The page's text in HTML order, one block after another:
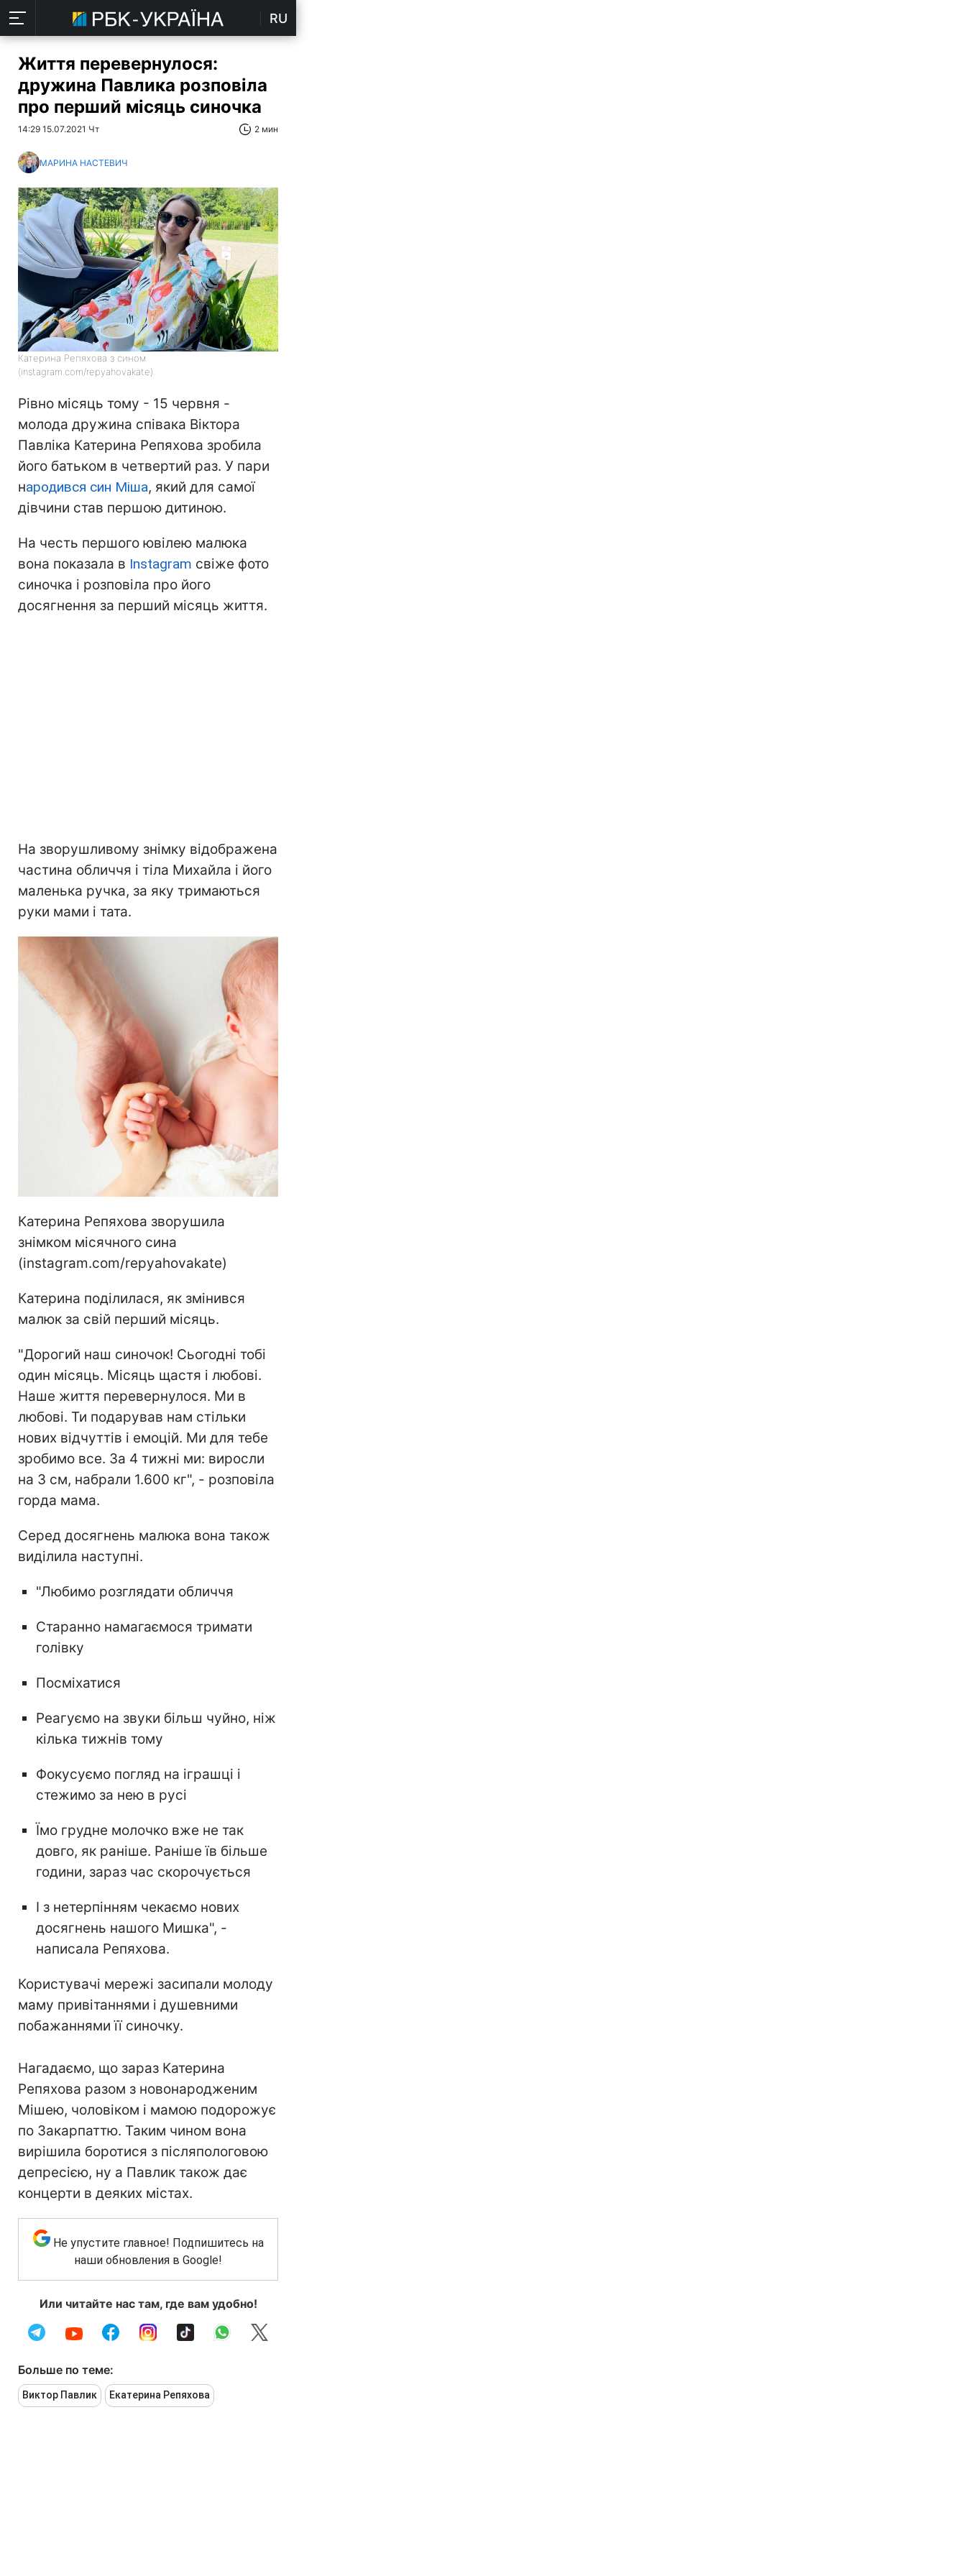
RU
Життя перевернулося:
дружина Павлика розповіла
про перший місяць синочка
14:29 15.07.2021 Чт 2 мин
МАРИНА НАСТЕВИЧ
Катерина Репяхова з сином
(instagram.com/repyahovakate)
Рівно місяць тому - 15 червня -
молода дружина співака Віктора
Павліка Катерина Репяхова зробила
його батьком в четвертий раз. У пари
народився син Міша, який для самої
дівчини став першою дитиною.
На честь першого ювілею малюка
вона показала в Instagram свіже фото
синочка і розповіла про його
досягнення за перший місяць життя.
На зворушливому знімку відображена
частина обличчя і тіла Михайла і його
маленька ручка, за яку тримаються
руки мами і тата.
Катерина Репяхова зворушила
знімком місячного сина
(instagram.com/repyahovakate)
Катерина поділилася, як змінився
малюк за свій перший місяць.
"Дорогий наш синочок! Сьогодні тобі
один місяць. Місяць щастя і любові.
Наше життя перевернулося. Ми в
любові. Ти подарував нам стільки
нових відчуттів і емоцій. Ми для тебе
зробимо все. За 4 тижні ми: виросли
на 3 см, набрали 1.600 кг", - розповіла
горда мама.
Серед досягнень малюка вона також
виділила наступні.
"Любимо розглядати обличчя
Старанно намагаємося тримати
голівку
Посміхатися
Реагуємо на звуки більш чуйно, ніж
кілька тижнів тому
Фокусуємо погляд на іграшці і
стежимо за нею в русі
Їмо грудне молочко вже не так
довго, як раніше. Раніше їв більше
години, зараз час скорочується
І з нетерпінням чекаємо нових
досягнень нашого Мишка", -
написала Репяхова.
Користувачі мережі засипали молоду
маму привітаннями і душевними
побажаннями її синочку.
Нагадаємо, що зараз Катерина
Репяхова разом з новонародженим
Мішею, чоловіком і мамою подорожує
по Закарпаттю. Таким чином вона
вирішила боротися з післяпологовою
депресією, ну а Павлик також дає
концерти в деяких містах.
Не упустите главное! Подпишитесь на
наши обновления в Google!
Или читайте нас там, где вам удобно!
Больше по теме:
Виктор Павлик Екатерина Репяхова